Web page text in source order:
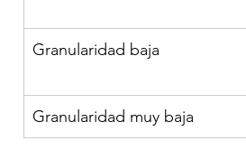
Granularidad baja
Granularidad muy baja